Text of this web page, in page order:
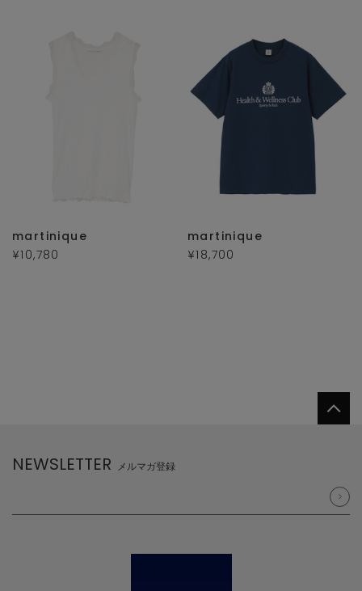
martinique
¥10,780
martinique
¥18,700
NEWSLETTER メルマガ登録